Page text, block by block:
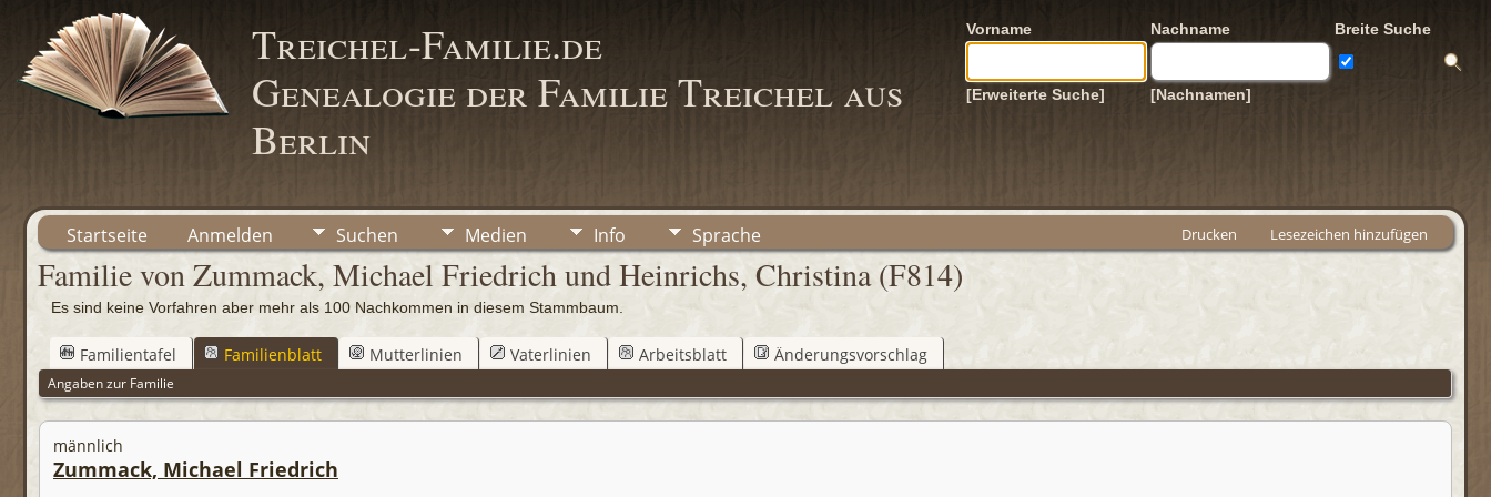
Treichel-Familie.de
Genealogie der Familie Treichel aus
Berlin
Vorname Nachname Breite Suche
[Erweiterte Suche] [Nachnamen]
Startseite Anmelden Suchen Medien Info Sprache Drucken Lesezeichen hinzufügen
Familie von Zummack, Michael Friedrich und Heinrichs, Christina (F814)
Es sind keine Vorfahren aber mehr als 100 Nachkommen in diesem Stammbaum.
Familientafel Familienblatt Mutterlinien Vaterlinien Arbeitsblatt Änderungsvorschlag
Angaben zur Familie
männlich
Zummack, Michael Friedrich